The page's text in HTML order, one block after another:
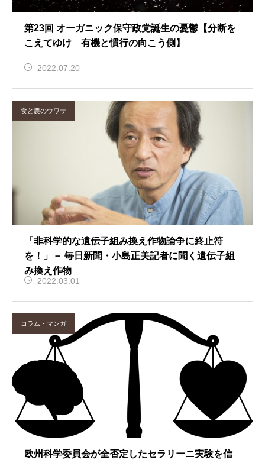
第23回 オーガニック保守政党誕生の憂鬱【分断を
こえてゆけ 有機と慣行の向こう側】
2022.07.20
食と農のウワサ
「非科学的な遺伝子組み換え作物論争に終止符
を！」－ 毎日新聞・小島正美記者に聞く遺伝子組
み換え作物
2022.03.01
コラム・マンガ
欧州科学委員会が全否定したセラリーニ実験を信